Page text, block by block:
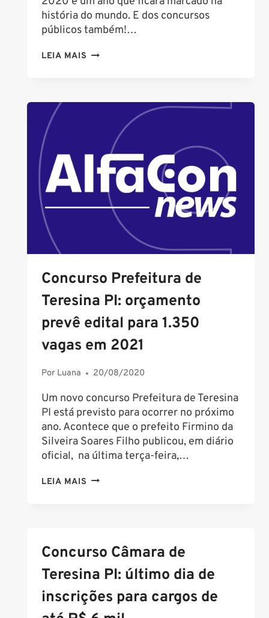
história do mundo. E dos concursos
públicos também!…
LEIA MAIS QUAIS
CONCURSOS
PÚBLICOS
EM
2021?
Concurso Prefeitura de
Teresina PI: orçamento
prevê edital para 1.350
vagas em 2021
Por Luana 20/08/2020
Um novo concurso Prefeitura de Teresina
PI está previsto para ocorrer no próximo
ano. Acontece que o prefeito Firmino da
Silveira Soares Filho publicou, em diário
oficial, na última terça-feira,…
LEIA MAIS CONCURSO
ORÇAMENTO
PREVÊ
EDITAL
PARA
1.350
Concurso Câmara de
Teresina PI: último dia de
inscrições para cargos de